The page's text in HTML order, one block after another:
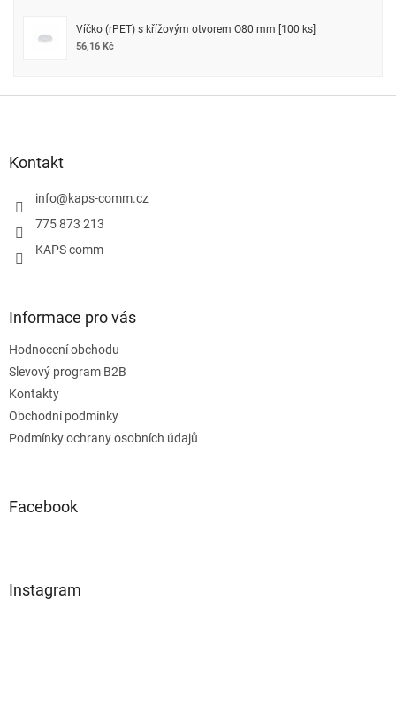
Víčko (rPET) s křížovým otvorem O80 mm [100 ks]
56,16 Kč
Kontakt
info@kaps-comm.cz
775 873 213
KAPS comm
Informace pro vás
Hodnocení obchodu
Slevový program B2B
Kontakty
Obchodní podmínky
Podmínky ochrany osobních údajů
Facebook
Instagram